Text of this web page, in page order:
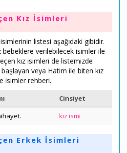
Kız İsimleri
isimlerinin listesi aşağıdaki gibidir.
bebeklere verilebilecek isimler ile
kız isimleri de listemizde
veya Hatim ile biten kız
isimler rehberi.
Cinsiyet
kız ismi
Erkek İsimleri